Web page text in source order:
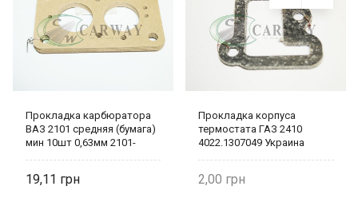
Прокладка карбюратора
ВАЗ 2101 средняя (бумага)
мин 10шт 0,63мм 2101-
19,11
Прокладка корпуса
термостата ГАЗ 2410
4022.1307049 Украина
2,00